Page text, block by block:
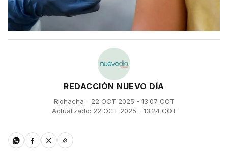
REDACCIÓN NUEVO DÍA
Riohacha - 22 OCT 2025 - 13:07 COT
Actualizado: 22 OCT 2025 - 13:24 COT